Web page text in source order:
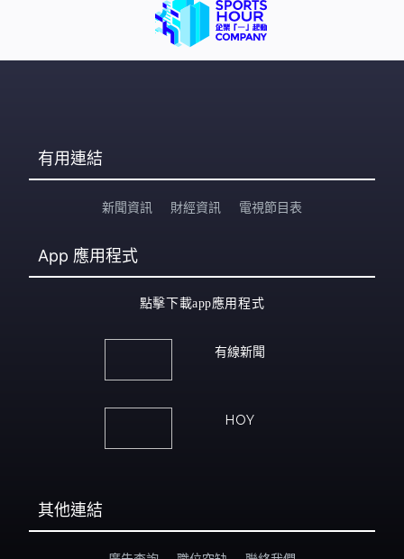
有用連結
新聞資訊 財經資訊 電視節目表
App 應用程式
點擊下載app應用程式
有線新聞
HOY
其他連結